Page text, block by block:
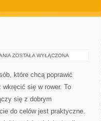
SPRZĘT
SIŁOWNIA
ZOSTAŁA WYŁĄCZONA
które chcą poprawić
się w rower. To
się z dobrym
do celów jest praktyczne.